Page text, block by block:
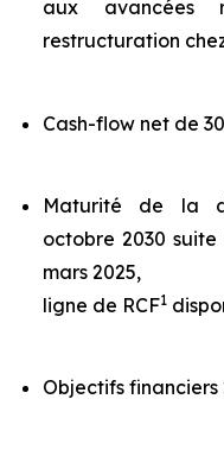
aux avancées
restructuration
Cash-flow net de
Maturité de la
octobre 2030
mars 2025,
ligne de RCF1
Objectifs